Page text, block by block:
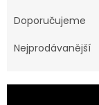
a
e
í
Doporučujeme
Nejprodávanější